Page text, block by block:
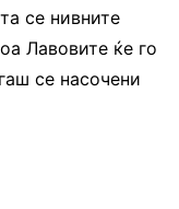
се нивните
Лавовите ќе го
се насочени